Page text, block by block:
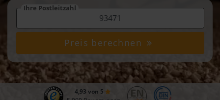
Ihre Postleitzahl
Preis berechnen
4,93 von 5